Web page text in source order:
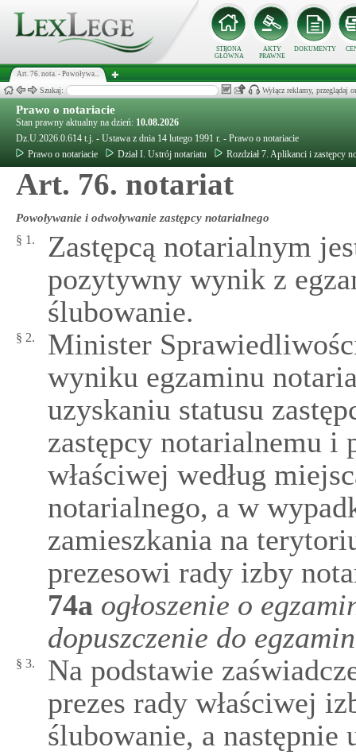
STRONA
GŁÓWNA
AKTY
PRAWNE
DOKUMENTY
Art. 76. nota. - Powoływa...
Szukaj: Wyłącz reklamy, przeglądaj
Prawo o notariacie
Stan prawny aktualny na dzień: 10.08.2026
Dz.U.2026.0.614 t.j. - Ustawa z dnia 14 lutego 1991 r. - Prawo o notariacie
Prawo o notariacie
Dział I. Ustrój notariatu Rozdział 7. Aplikanci i zastępcy
Art. 76. notariat
Powoływanie i odwoływanie zastępcy notarialnego
§ 1.
Zastępcą notarialnym
pozytywny wynik z
ślubowanie.
§ 2.
Minister
wyniku egzaminu
uzyskaniu statusu
zastępcy notarialnemu i
właściwej według
notarialnego, a w
zamieszkania na
prezesowi rady izby
74a ogłoszenie o
dopuszczenie do
§ 3.
Na podstawie
prezes rady właściwej
ślubowanie, a następnie